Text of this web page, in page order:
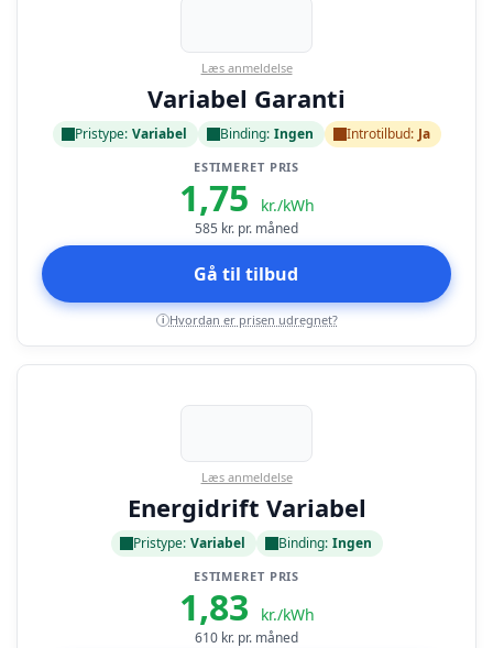
Læs anmeldelse
Variabel Garanti
Pristype: Variabel Binding: Ingen Introtilbud: Ja
ESTIMERET PRIS
1,75 kr./kWh
585 kr. pr. måned
Gå til tilbud
i Hvordan er prisen udregnet?
Læs anmeldelse
Energidrift Variabel
Pristype: Variabel Binding: Ingen
ESTIMERET PRIS
1,83 kr./kWh
610 kr. pr. måned